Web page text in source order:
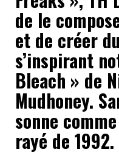
de le
et de créer
s’inspirant
Bleach » de
Mudhoney.
sonne
rayé de 1992.